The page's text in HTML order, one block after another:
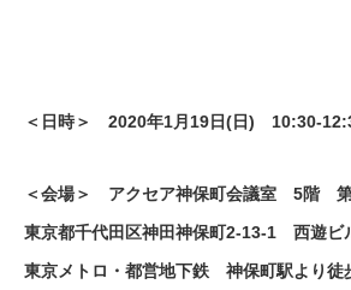
＜日時＞ 2020年1月19日(日) 10:30-
＜会場＞ アクセア神保町会議室 5階
東京都千代田区神田神保町2-13-1 西遊ビ
東京メトロ・都営地下鉄 神保町駅より徒